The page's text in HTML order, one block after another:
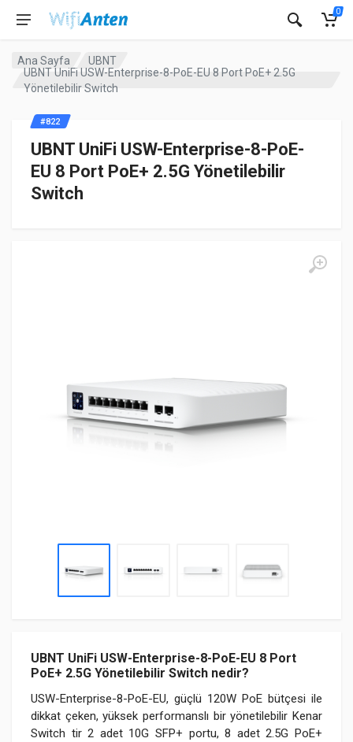
0
Ana Sayfa
UBNT
UBNT UniFi USW-Enterprise-8-PoE-EU 8 Port PoE+ 2.5G
Yönetilebilir Switch
UBNT UniFi USW-Enterprise-8-PoE-
EU 8 Port PoE+ 2.5G Yönetilebilir
Switch
UBNT UniFi USW-Enterprise-8-PoE-EU 8 Port
PoE+ 2.5G Yönetilebilir Switch nedir?
USW-Enterprise-8-PoE-EU, güçlü 120W PoE bütçesi ile
dikkat çeken, yüksek performanslı bir yönetilebilir Kenar
Switch tir 2 adet 10G SFP+ portu, 8 adet 2.5G PoE+
#822